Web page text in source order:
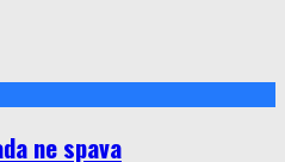
ne spava